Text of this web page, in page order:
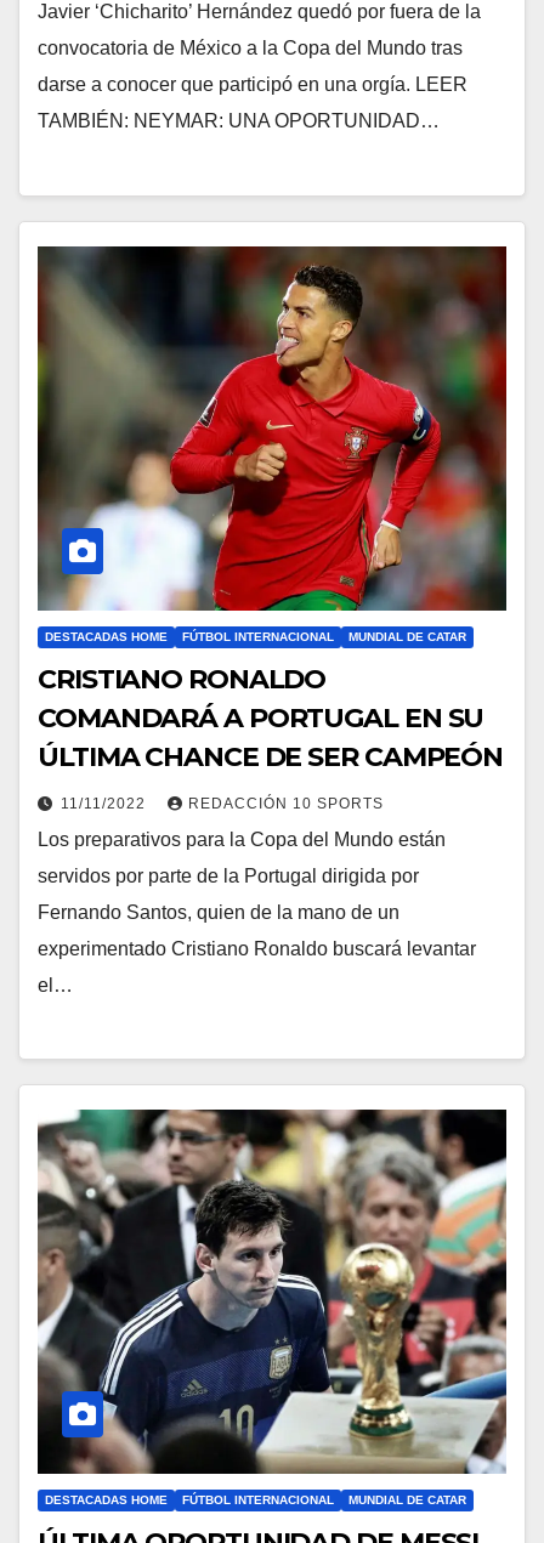
Javier ‘Chicharito’ Hernández quedó por fuera de la
convocatoria de México a la Copa del Mundo tras
darse a conocer que participó en una orgía. LEER
TAMBIÉN: NEYMAR: UNA OPORTUNIDAD…
DESTACADAS HOME FÚTBOL INTERNACIONAL MUNDIAL DE CATAR
CRISTIANO RONALDO
COMANDARÁ A PORTUGAL EN SU
ÚLTIMA CHANCE DE SER CAMPEÓN
11/11/2022 REDACCIÓN 10 SPORTS
Los preparativos para la Copa del Mundo están
servidos por parte de la Portugal dirigida por
Fernando Santos, quien de la mano de un
experimentado Cristiano Ronaldo buscará levantar
el…
DESTACADAS HOME FÚTBOL INTERNACIONAL MUNDIAL DE CATAR